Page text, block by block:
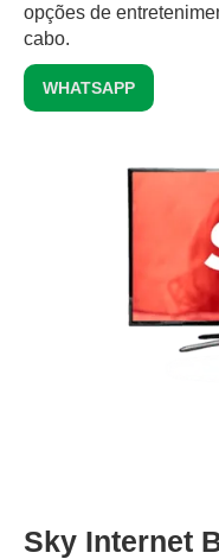
opções de
cabo.
WHATSAPP
Sky Internet